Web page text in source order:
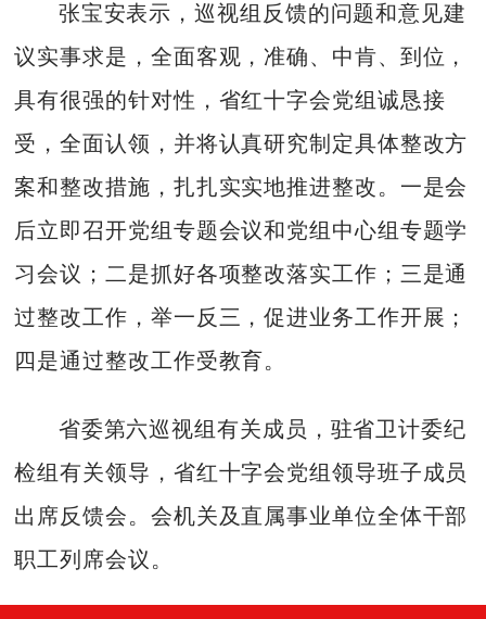
张宝安表示，巡视组反馈的问题和意见建
议实事求是，全面客观，准确、中肯、到位，
具有很强的针对性，省红十字会党组诚恳接
受，全面认领，并将认真研究制定具体整改方
案和整改措施，扎扎实实地推进整改。一是会
后立即召开党组专题会议和党组中心组专题学
习会议；二是抓好各项整改落实工作；三是通
过整改工作，举一反三，促进业务工作开展；
四是通过整改工作受教育。
省委第六巡视组有关成员，驻省卫计委纪
检组有关领导，省红十字会党组领导班子成员
出席反馈会。会机关及直属事业单位全体干部
职工列席会议。